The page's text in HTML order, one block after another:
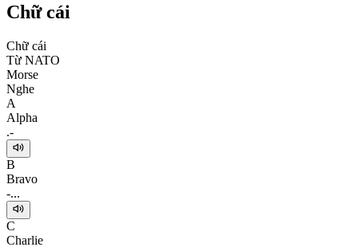
Chữ cái
Chữ cái
Từ NATO
Morse
Nghe
A
Alpha
.-
B
Bravo
-...
C
Charlie